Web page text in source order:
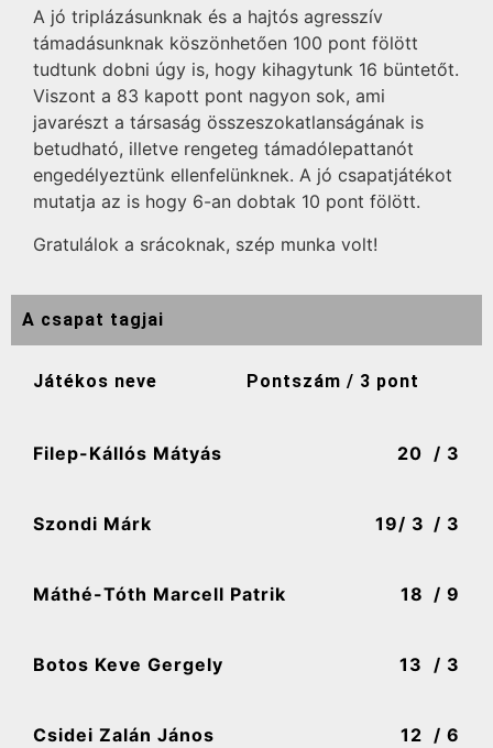
A jó triplázásunknak és a hajtós agresszív
támadásunknak köszönhetően 100 pont fölött
tudtunk dobni úgy is, hogy kihagytunk 16 büntetőt.
Viszont a 83 kapott pont nagyon sok, ami
javarészt a társaság összeszokatlanságának is
betudható, illetve rengeteg támadólepattanót
engedélyeztünk ellenfelünknek. A jó csapatjátékot
mutatja az is hogy 6-an dobtak 10 pont fölött.
Gratulálok a srácoknak, szép munka volt!
A csapat tagjai
Játékos neve Pontszám / 3 pont
Filep-Kállós Mátyás 20 / 3
Szondi Márk 19/ 3 / 3
Máthé-Tóth Marcell Patrik 18 / 9
Botos Keve Gergely 13 / 3
Csidei Zalán János 12 / 6